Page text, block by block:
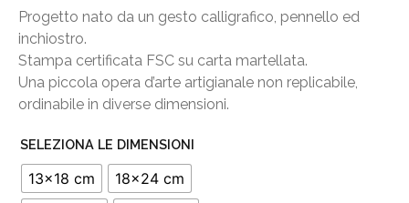
Progetto nato da un gesto calligrafico, pennello ed
inchiostro.
Stampa certificata FSC su carta martellata.
Una piccola opera d’arte artigianale non replicabile,
ordinabile in diverse dimensioni.
SELEZIONA LE DIMENSIONI
13x18 cm
18x24 cm